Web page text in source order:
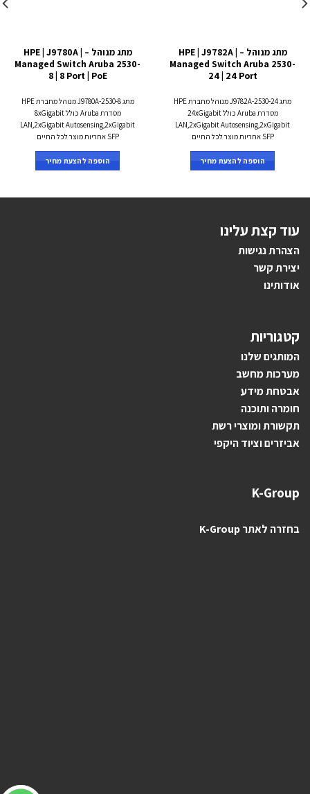
מתג מנוהל – HPE | J9782A |
Managed Switch Aruba 2530-
24 | 24 Port
מתג 2530-24-J9782A מנוהל מחברת HPE
מסדרת Aruba כולל 24xGigabit
LAN,2xGigabit Autosensing,2xGigabit
SFP אחריות מוצר לכל החיים
הוספה להצעת מחיר
מתג מנוהל – HPE | J9780A |
Managed Switch Aruba 2530-
8 | 8 Port | PoE
מתג 2530-8-J9780A מנוהל מחברת HPE
מסדרת Aruba כולל 8xGigabit
LAN,2xGigabit Autosensing,2xGigabit
SFP אחריות מוצר לכל החיים
הוספה להצעת מחיר
עוד קצת עלינו
הצהרת נגישות
יצירת קשר
אודותינו
קטגוריות
המותגים שלנו
מערכות מחשב
אבטחת מידע
חומרה ותוכנה
תקשורת ומוצרי רשת
אביזרים וציוד היקפי
K-Group
בחזרה לאתר K-Group